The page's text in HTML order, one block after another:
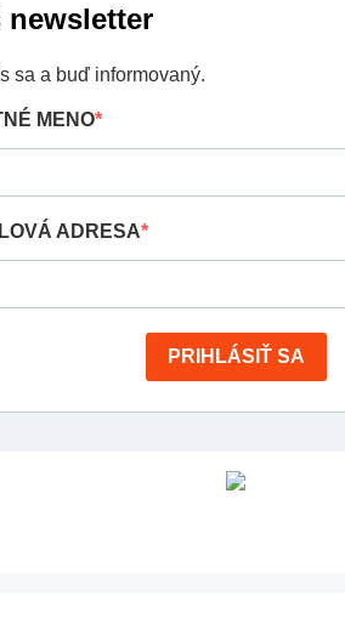
newsletter
sa a buď informovaný.
MENO
ADRESA
PRIHLÁSIŤ SA